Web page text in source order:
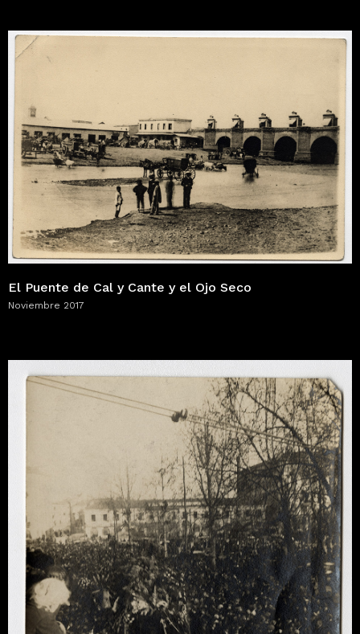
El Puente de Cal y Cante y el Ojo Seco
Noviembre 2017